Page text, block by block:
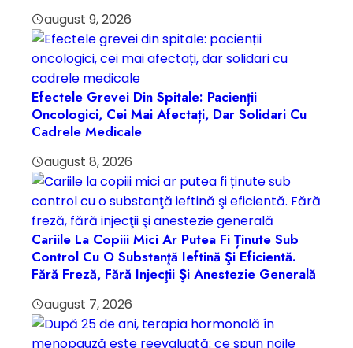
august 9, 2026
Efectele Grevei Din Spitale: Pacienții
Oncologici, Cei Mai Afectați, Dar Solidari Cu
Cadrele Medicale
august 8, 2026
Cariile La Copiii Mici Ar Putea Fi Ținute Sub
Control Cu O Substanţă Ieftină Şi Eficientă.
Fără Freză, Fără Injecţii Şi Anestezie Generală
august 7, 2026